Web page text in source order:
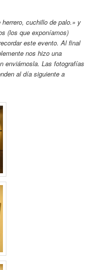
cuchillo de palo.» y
(los que exponíamos)
este evento. Al final
nos hizo una
enviárnosla. Las fotografías
aldía siguientea